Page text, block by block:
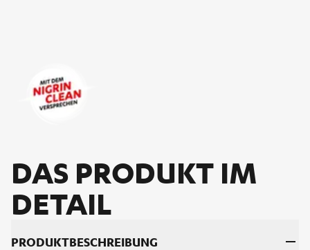
DAS PRO­DUKT IM
DE­TAIL
PRO­DUKT­BE­SCHREI­BUNG